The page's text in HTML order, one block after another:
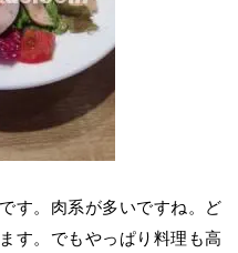
す。肉系が多いですね。ど
す。でもやっぱり料理も高